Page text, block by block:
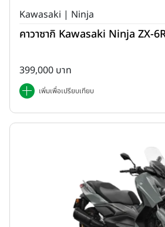
Kawasaki | Ninja
คาวาซากิ Kawasaki Ninja ZX-
399,000 บาท
เพิ่มเพื่อเปรียบเทียบ